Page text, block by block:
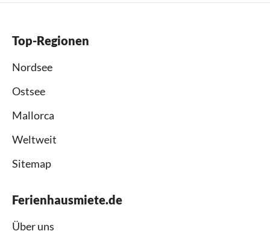
Top-Regionen
Nordsee
Ostsee
Mallorca
Weltweit
Sitemap
Ferienhausmiete.de
Über uns